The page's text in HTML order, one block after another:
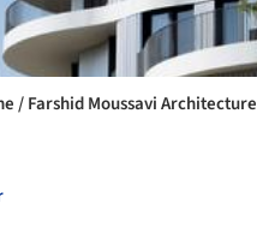
/ Farshid Moussavi Architecture